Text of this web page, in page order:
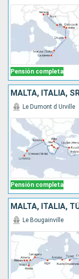
Pensión completa
Pensión completa
Le Dumont d Urville
Le Bougainville